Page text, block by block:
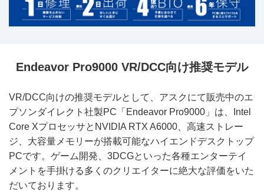
Endeavor Pro9000 VR/DCC向け推奨モデル
VR/DCC向けの推奨モデルとして、アスクにて販売中のエ
プソンダイレクト社製PC「Endeavor Pro9000」は、Intel
Core XプロセッサとNVIDIA RTX A6000、高速ストレー
ジ、大容量メモリーが搭載可能なハイエンドデスクトップ
PCです。ゲーム開発、3DCGといった各種エンターテイ
メントを手掛ける多くのクリエイターに絶大な評価をいた
だいております。